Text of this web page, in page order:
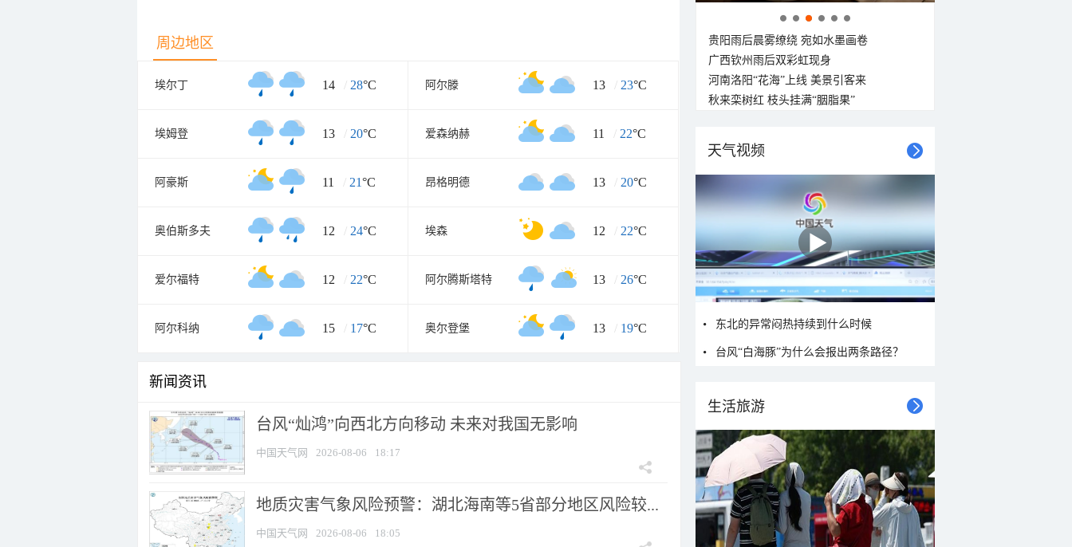
周边地区
埃尔丁 14 / 28°C 阿尔滕 13 / 23°C
埃姆登 13 / 20°C 爱森纳赫 11 / 22°C
阿豪斯 11 / 21°C 昂格明德 13 / 20°C
奥伯斯多夫 12 / 24°C 埃森 12 / 22°C
爱尔福特 12 / 22°C 阿尔腾斯塔特 13 / 26°C
阿尔科纳 15 / 17°C 奥尔登堡 13 / 19°C
新闻资讯
台风“灿鸿”向西北方向移动 未来对我国无影响
中国天气网 2026-08-06 18:17
地质灾害气象风险预警：湖北海南等5省部分地区风险较...
中国天气网 2026-08-06 18:05
贵阳雨后晨雾缭绕 宛如水墨画卷
广西钦州雨后双彩虹现身
河南洛阳“花海”上线 美景引客来
秋来栾树红 枝头挂满“胭脂果”
天气视频
东北的异常闷热持续到什么时候
台风“白海豚”为什么会报出两条路径？
生活旅游